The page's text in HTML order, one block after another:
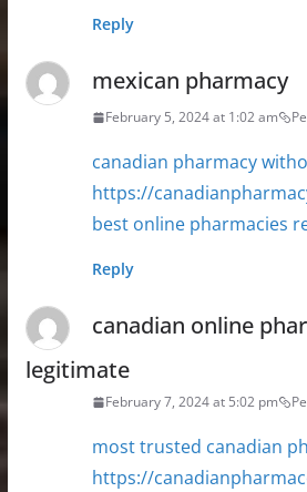
Reply
mexican pharmacy
February 5, 2024 at 1:02 am
canadian pharmacy
https://
best online pharmacies
Reply
canadian online
legitimate
February 7, 2024 at 5:02 pm
most trusted canadian
https://